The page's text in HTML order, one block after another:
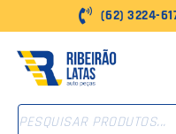
para
conteúdo
(62) 3224-
PESQUISAR